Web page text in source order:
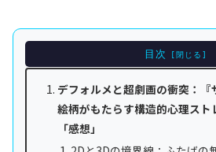
目次
デフォルメと超劇画の衝突：『
絵柄がもたらす構造的心理スト
「感想」